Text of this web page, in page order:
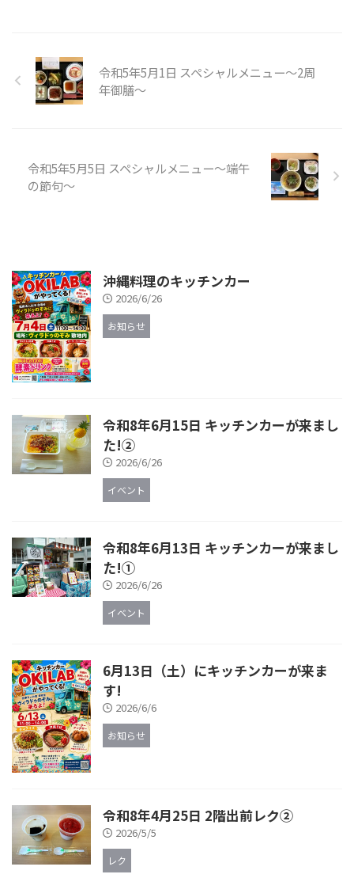
令和5年5月1日 スペシャルメニュー～2周
年御膳～
令和5年5月5日 スペシャルメニュー～端午
の節句～
沖縄料理のキッチンカー
2026/6/26
お知らせ
令和8年6月15日 キッチンカーが来まし
た!②
2026/6/26
イベント
令和8年6月13日 キッチンカーが来まし
た!①
2026/6/26
イベント
6月13日（土）にキッチンカーが来ま
す!
2026/6/6
お知らせ
令和8年4月25日 2階出前レク②
2026/5/5
レク